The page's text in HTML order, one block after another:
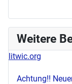
Weitere
litwic.org
Achtung!!